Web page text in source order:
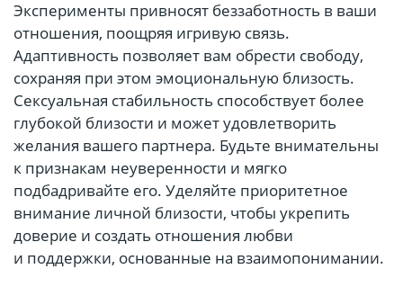
Эксперименты привносят беззаботность в ваши
отношения, поощряя игривую связь.
Адаптивность позволяет вам обрести свободу,
сохраняя при этом эмоциональную близость.
Сексуальная стабильность способствует более
глубокой близости и может удовлетворить
желания вашего партнера. Будьте внимательны
к признакам неуверенности и мягко
подбадривайте его. Уделяйте приоритетное
внимание личной близости, чтобы укрепить
доверие и создать отношения любви
и поддержки, основанные на взаимопонимании.